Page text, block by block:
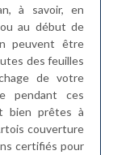
à savoir, en
au début de
peuvent être
des feuilles
de votre
pendant ces
bien prêtes à
couverture
certifiés pour